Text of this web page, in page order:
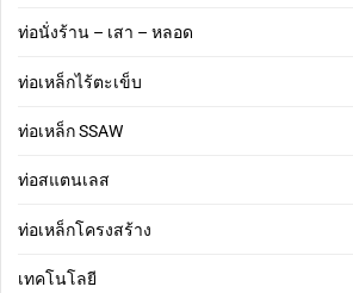
ท่อนั่งร้าน – เสา – หลอด
ท่อเหล็กไร้ตะเข็บ
ท่อเหล็ก SSAW
ท่อสแตนเลส
ท่อเหล็กโครงสร้าง
เทคโนโลยี